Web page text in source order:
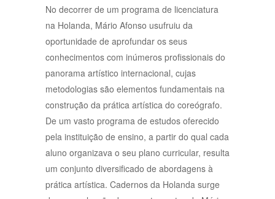
No decorrer de um programa de licenciatura
na Holanda, Mário Afonso usufruiu da
oportunidade de aprofundar os seus
conhecimentos com inúmeros profissionais do
panorama artístico internacional, cujas
metodologias são elementos fundamentais na
construção da prática artística do coreógrafo.
De um vasto programa de estudos oferecido
pela instituição de ensino, a partir do qual cada
aluno organizava o seu plano curricular, resulta
um conjunto diversificado de abordagens à
prática artística. Cadernos da Holanda surge